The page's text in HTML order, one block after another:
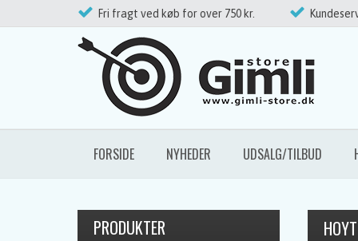
Fri fragt ved køb for over 750 kr.
FORSIDE NYHEDER UDSALG/TILBUD
PRODUKTER